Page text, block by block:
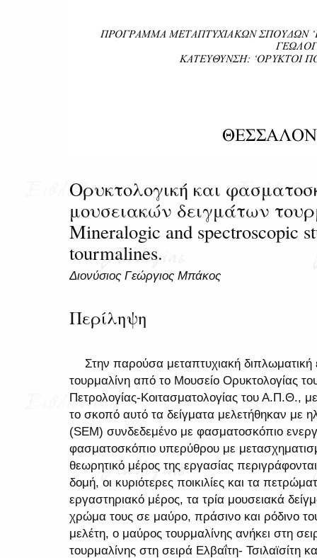
Ορυκτολογική και
μουσειακών δειγμάτων
Mineralogic and spectroscopic
tourmalines.
Διονύσιος Γεώργιος Μπάκος
Περίληψη
Στην παρούσα μεταπτυχιακή διπλωματική
τουρμαλίνη από το Μουσείο Ορυκτολογίας
Πετρολογίας-Κοιτασματολογίας του Α.Π.Θ.,
το σκοπό αυτό τα δείγματα μελετήθηκαν με
(SEM) συνδεδεμένο με φασματοσκόπιο
φασματοσκόπιο υπερύθρου με
θεωρητικό μέρος της εργασίας
δομή, οι κυριότερες ποικιλίες και τα
εργαστηριακό μέρος, τα τρία μουσειακά
χρώμα τους σε μαύρο, πράσινο και ρόδινο
μελέτη, ο μαύρος τουρμαλίνης ανήκει στη
τουρμαλίνης στη σειρά Ελβαΐτη- Τσιλαϊσίτη